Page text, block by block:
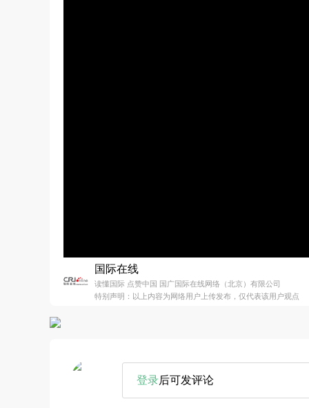
国际在线
读懂国际 点赞中国 国广国际在线网络（北京）有限公司
特别声明：以上内容为网络用户上传发布，仅代表该用户观点
登录后可发评论